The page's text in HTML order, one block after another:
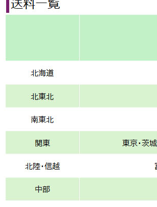
ブンマガジン
ルドメダルモデルズ
バーホビー